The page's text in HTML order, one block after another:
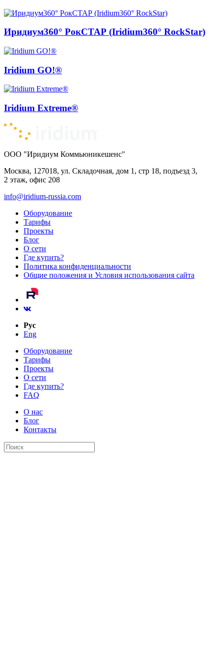
Иридиум360° РокСТАР (Iridium360° RockStar)
Iridium GO!®
Iridium Extreme®
ООО "Иридиум Коммьюникешенс"
Москва, 127018, ул. Складочная, дом 1, стр 18, подъезд 3,
2 этаж, офис 208
info@iridium-russia.com
Оборудование
Тарифы
Проекты
Блог
О сети
Где купить?
Политика конфиденциальности
Общие положения и Условия использования сайта
Рус
Eng
Оборудование
Тарифы
Проекты
О сети
Где купить?
FAQ
О нас
Блог
Контакты